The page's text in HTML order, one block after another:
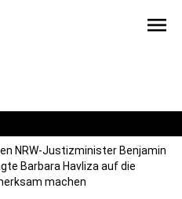
menu
NRW-Justizminister Benjamin
Barbara Havliza auf die
machen